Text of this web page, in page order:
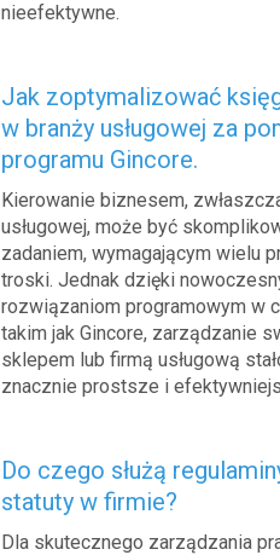
nieefektywne.
Jak zoptymalizować
w branży usługowej za
programu Gincore.
Kierowanie biznesem,
usługowej, może być
zadaniem, wymagającym wielu
troski. Jednak dzięki
rozwiązaniom programowym w
takim jak Gincore, zarządzanie
sklepem lub firmą usługową
znacznie prostsze i
Do czego służą
statuty w firmie?
Dla skutecznego zarządzania